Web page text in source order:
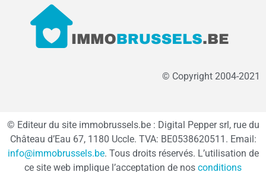
© Copyright 2004-2021
© Editeur du site immobrussels.be : Digital Pepper srl, rue du
Château d’Eau 67, 1180 Uccle. TVA: BE0538620511. Email:
info@immobrussels.be. Tous droits réservés. L’utilisation de
ce site web implique l’acceptation de nos conditions